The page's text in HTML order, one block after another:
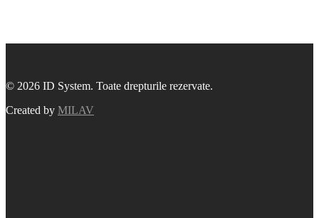
© 2026 ID System. Toate drepturile rezervate.
Created by MILAV